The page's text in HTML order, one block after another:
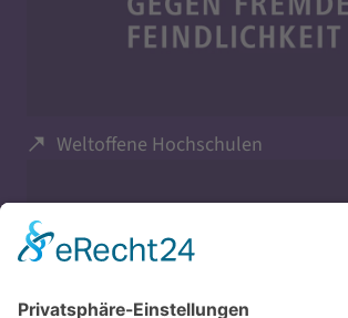
Weltoffene Hochschulen